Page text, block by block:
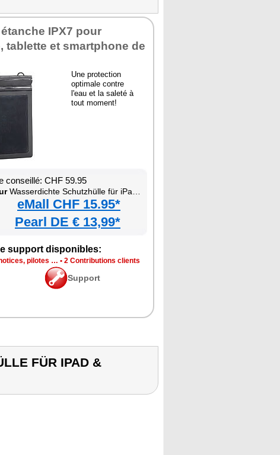
IPX7 pour
tablette et smartphone de
Une protection
optimale contre
l'eau et la saleté à
tout moment!
conseillé: CHF 59.95
Wasserdichte Schutzhülle für iPad & Tablet
eMall CHF 15.95*
Pearl DE € 13,99*
support disponibles:
pilotes … • 2 Contributions clients
Support
FÜR IPAD &